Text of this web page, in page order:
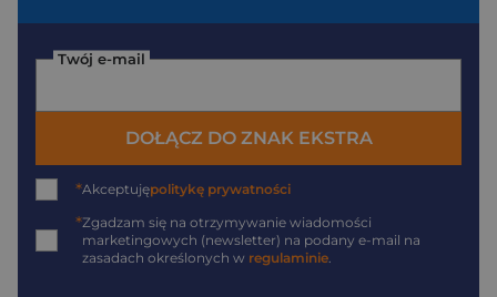
Twój e-mail
DOŁĄCZ DO ZNAK EKSTRA
*Akceptujępolitykę prywatności
*Zgadzam się na otrzymywanie wiadomości
marketingowych (newsletter) na podany e-mail na
zasadach określonych w regulaminie